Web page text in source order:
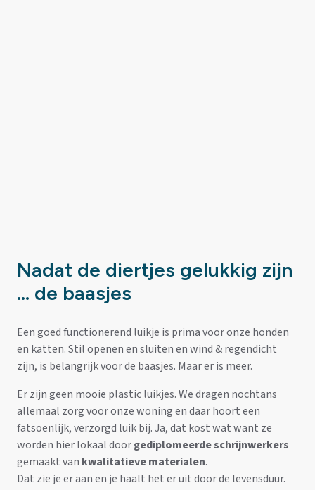
Nadat de diertjes gelukkig zijn
… de baasjes
Een goed functionerend luikje is prima voor onze honden
en katten. Stil openen en sluiten en wind & regendicht
zijn, is belangrijk voor de baasjes. Maar er is meer.
Er zijn geen mooie plastic luikjes. We dragen nochtans
allemaal zorg voor onze woning en daar hoort een
fatsoenlijk, verzorgd luik bij. Ja, dat kost wat want ze
worden hier lokaal doorgediplomeerde schrijnwerkers
gemaakt van kwalitatieve materialen.
Dat zie je er aan en je haalt het er uit door de levensduur.